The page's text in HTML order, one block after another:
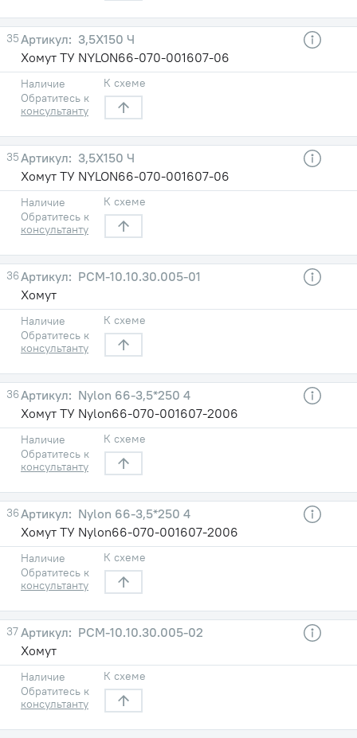
35
3,5X150 Ч
Хомут ТУ NYLON66-070-001607-06
Наличие
Обратитесь к
консультанту
К схеме
35
3,5X150 Ч
Хомут ТУ NYLON66-070-001607-06
Наличие
Обратитесь к
консультанту
К схеме
36
РСМ-10.10.30.005-01
Хомут
Наличие
Обратитесь к
консультанту
К схеме
36
Nylon 66-3,5*250 4
Хомут ТУ Nylon66-070-001607-2006
Наличие
Обратитесь к
консультанту
К схеме
36
Nylon 66-3,5*250 4
Хомут ТУ Nylon66-070-001607-2006
Наличие
Обратитесь к
консультанту
К схеме
37
РСМ-10.10.30.005-02
Хомут
Наличие
Обратитесь к
консультанту
К схеме